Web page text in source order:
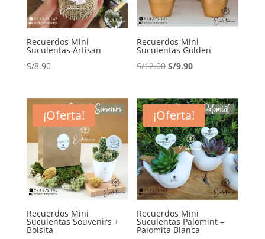
Recuerdos Mini
Suculentas Artisan
S/8.90
Recuerdos Mini
Suculentas Golden
S/12.00 El
original
era:
S/12.00.
S/9.90El
actual
es:
S/9.90.
¡Oferta!
Recuerdos Mini
Suculentas Souvenirs +
Bolsita
¡Oferta!
Recuerdos Mini
Suculentas Palomint –
Palomita Blanca